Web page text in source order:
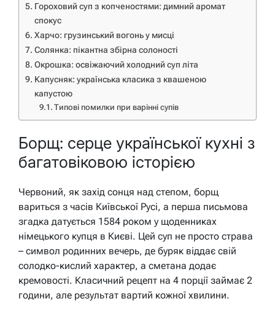
Гороховий суп з копченостями: димний аромат
спокус
Харчо: грузинський вогонь у мисці
Солянка: пікантна збірна солоності
Окрошка: освіжаючий холодний суп літа
Капусняк: українська класика з квашеною
капустою
Типові помилки при варінні супів
Борщ: серце української кухні з
багатовіковою історією
Червоний, як захід сонця над степом, борщ
вариться з часів Київської Русі, а перша письмова
згадка датується 1584 роком у щоденниках
німецького купця в Києві. Цей суп не просто страва
– символ родинних вечерь, де буряк віддає свій
солодко-кислий характер, а сметана додає
кремовості. Класичний рецепт на 4 порції займає 2
години, але результат вартий кожної хвилини.